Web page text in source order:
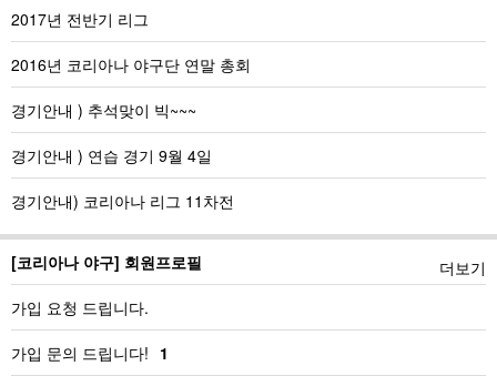
2017년 전반기 리그
2016년 코리아나 야구단 연말 총회
경기안내 ) 추석맞이 빅~~~
경기안내 ) 연습 경기 9월 4일
경기안내) 코리아나 리그 11차전
[코리아나 야구] 회원프로필
가입 요청 드립니다.
가입 문의 드립니다! 1
더보기